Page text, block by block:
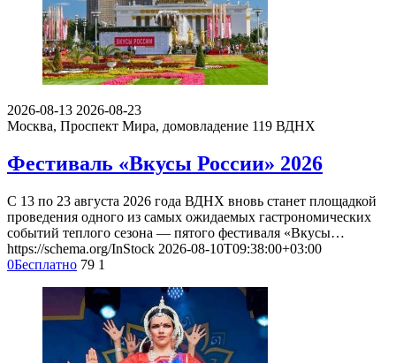
2026-08-13 2026-08-23
Москва, Проспект Мира, домовладение 119 ВДНХ
Фестиваль «Вкусы России» 2026
С 13 по 23 августа 2026 года ВДНХ вновь станет площадкой
проведения одного из самых ожидаемых гастрономических
событий теплого сезона — пятого фестиваля «Вкусы…
https://schema.org/InStock 2026-08-10T09:38:00+03:00
0Бесплатно 79 1